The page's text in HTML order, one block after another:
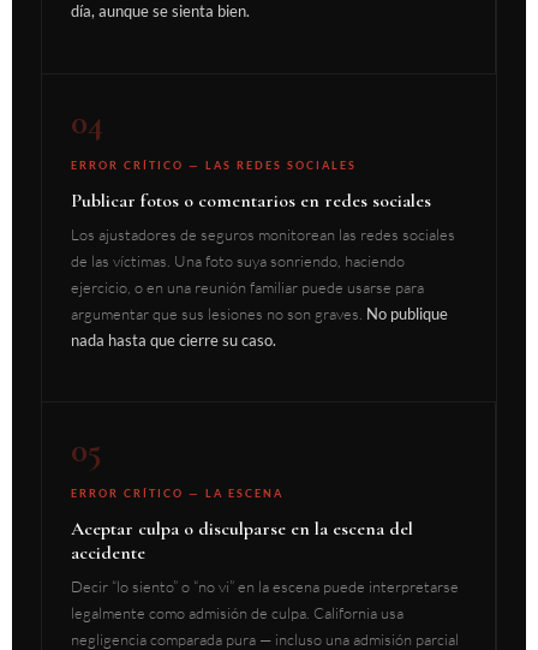
día, aunque se sienta bien.
04
ERROR CRÍTICO — LAS REDES SOCIALES
Publicar fotos o comentarios en redes sociales
Los ajustadores de seguros monitorean las redes sociales
de las víctimas. Una foto suya sonriendo, haciendo
ejercicio, o en una reunión familiar puede usarse para
argumentar que sus lesiones no son graves. No publique
nada hasta que cierre su caso.
05
ERROR CRÍTICO — LA ESCENA
Aceptar culpa o disculparse en la escena del
accidente
Decir “lo siento” o “no vi” en la escena puede interpretarse
legalmente como admisión de culpa. California usa
negligencia comparada pura — incluso una admisión parcial